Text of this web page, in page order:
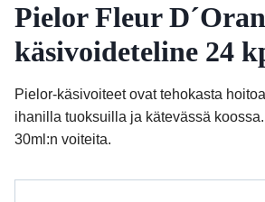
Pielor Fleur
käsivoideteline 24
Pielor-käsivoiteet ovat tehokasta
ihanilla tuoksuilla ja kätevässä
30ml:n voiteita.